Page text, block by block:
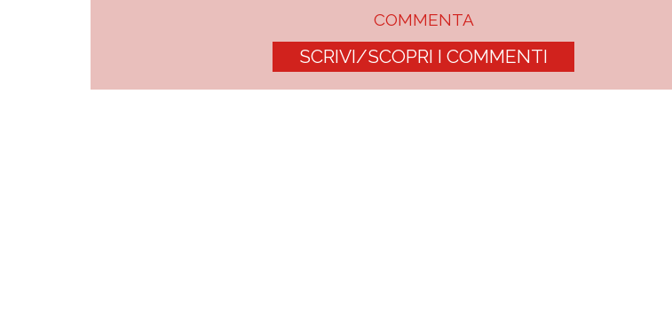
COMMENTA
SCRIVI/SCOPRI I COMMENTI